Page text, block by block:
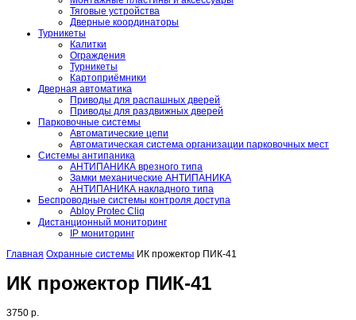
Тяговые устройства
Дверные координаторы
Турникеты
Калитки
Ограждения
Турникеты
Картоприёмники
Дверная автоматика
Приводы для распашных дверей
Приводы для раздвижных дверей
Парковочные системы
Автоматические цепи
Автоматическая система организации парковочных мест
Системы антипаника
АНТИПАНИКА врезного типа
Замки механические АНТИПАНИКА
АНТИПАНИКА накладного типа
Беспроводные системы контроля доступа
Abloy Protec Cliq
Дистанционный мониторинг
IP мониторинг
Главная Охранные системы ИК прожектор ПИК-41
ИК прожектор ПИК-41
3750 р.